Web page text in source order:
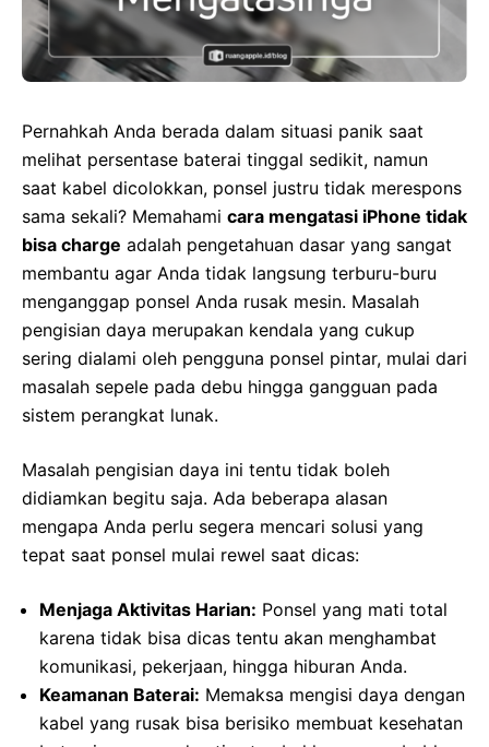
Pernahkah Anda berada dalam situasi panik saat
melihat persentase baterai tinggal sedikit, namun
saat kabel dicolokkan, ponsel justru tidak merespons
sama sekali? Memahami cara mengatasi iPhone tidak
bisa charge adalah pengetahuan dasar yang sangat
membantu agar Anda tidak langsung terburu-buru
menganggap ponsel Anda rusak mesin. Masalah
pengisian daya merupakan kendala yang cukup
sering dialami oleh pengguna ponsel pintar, mulai dari
masalah sepele pada debu hingga gangguan pada
sistem perangkat lunak.
Masalah pengisian daya ini tentu tidak boleh
didiamkan begitu saja. Ada beberapa alasan
mengapa Anda perlu segera mencari solusi yang
tepat saat ponsel mulai rewel saat dicas:
Menjaga Aktivitas Harian: Ponsel yang mati total
karena tidak bisa dicas tentu akan menghambat
komunikasi, pekerjaan, hingga hiburan Anda.
Keamanan Baterai: Memaksa mengisi daya dengan
kabel yang rusak bisa berisiko membuat kesehatan